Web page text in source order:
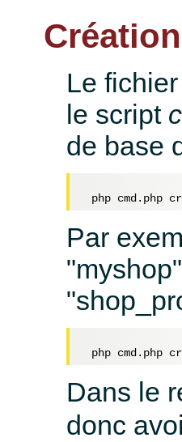
Le
le script
de base
Par
Dans le
donc